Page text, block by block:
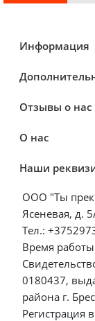
Информация
Отзывы о нас
О нас
Наши
ООО "Ты
Ясеневая, д.
Тел.:
Время
0180437,
района г.
Регистрация